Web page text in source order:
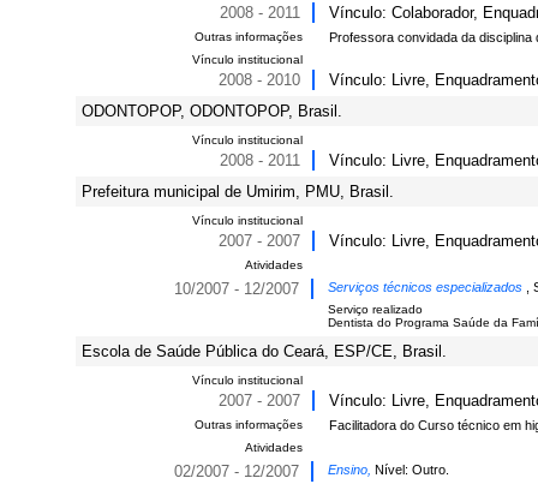
2008 - 2011 Vínculo: Colaborador,
Outras informações Professora convidada da
Vínculo institucional
2008 - 2010
Vínculo: Livre,
ODONTOPOP, ODONTOPOP, Brasil.
Vínculo institucional
2008 - 2011
Vínculo: Livre,
Prefeitura municipal de Umirim, PMU, Brasil.
Vínculo institucional
2007 - 2007 Vínculo: Livre,
Atividades
10/2007 - 12/2007 Serviços técnicos especializados
Serviço realizado
Dentista do Programa Saúde da
Escola de Saúde Pública do Ceará, ESP/CE, Brasil.
Vínculo institucional
2007 - 2007 Vínculo: Livre,
Outras informações Facilitadora do Curso técnico em
Atividades
02/2007 - 12/2007 Ensino, Nível: Outro.